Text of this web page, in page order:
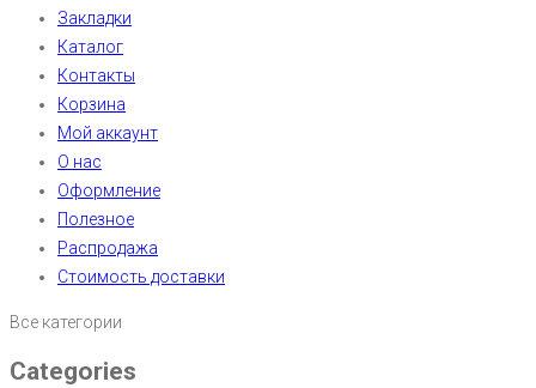
Закладки
Каталог
Контакты
Корзина
Мой аккаунт
О нас
Оформление
Полезное
Распродажа
Стоимость доставки
Все категории
Categories